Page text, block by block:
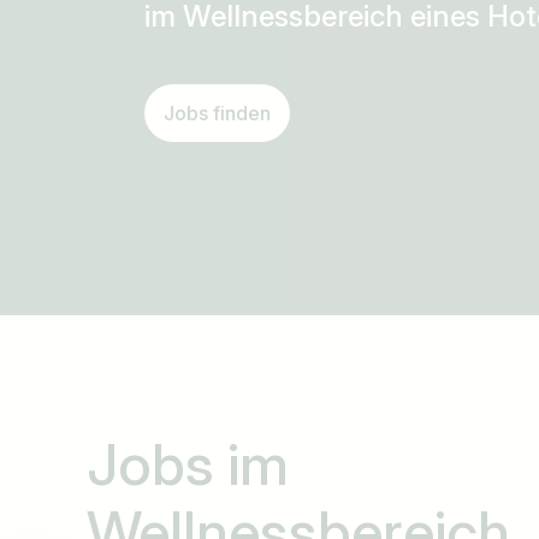
im Wellnessbereich eines
Jobs finden
Jobs im